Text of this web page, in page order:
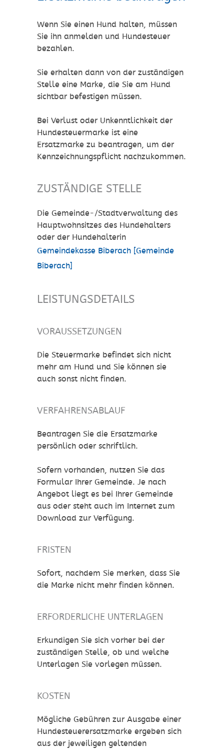
Wenn Sie einen Hund halten, müssen
Sie ihn anmelden und Hundesteuer
bezahlen.
Sie erhalten dann von der zuständigen
Stelle eine Marke, die Sie am Hund
sichtbar befestigen müssen.
Bei Verlust oder Unkenntlichkeit der
Hundesteuermarke ist eine
Ersatzmarke zu beantragen, um der
Kennzeichnungspflicht nachzukommen.
ZUSTÄNDIGE STELLE
Die Gemeinde-/Stadtverwaltung des
Hauptwohnsitzes des Hundehalters
oder der Hundehalterin
Gemeindekasse Biberach [Gemeinde
Biberach]
LEISTUNGSDETAILS
VORAUSSETZUNGEN
Die Steuermarke befindet sich nicht
mehr am Hund und Sie können sie
auch sonst nicht finden.
VERFAHRENSABLAUF
Beantragen Sie die Ersatzmarke
persönlich oder schriftlich.
Sofern vorhanden, nutzen Sie das
Formular Ihrer Gemeinde. Je nach
Angebot liegt es bei Ihrer Gemeinde
aus oder steht auch im Internet zum
Download zur Verfügung.
FRISTEN
Sofort, nachdem Sie merken, dass Sie
die Marke nicht mehr finden können.
ERFORDERLICHE UNTERLAGEN
Erkundigen Sie sich vorher bei der
zuständigen Stelle, ob und welche
Unterlagen Sie vorlegen müssen.
KOSTEN
Mögliche Gebühren zur Ausgabe einer
Hundesteuerersatzmarke ergeben sich
aus der jeweiligen geltenden